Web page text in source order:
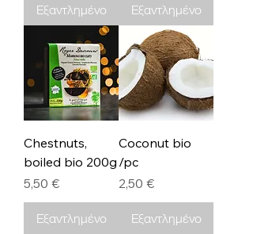
Εξαντλημένο Εξαντλημένο
Chestnuts,
boiled bio 200g
Τιμή
5,50 €
Εξαντλημένο
Coconut bio
/pc
Τιμή
2,50 €
Εξαντλημένο